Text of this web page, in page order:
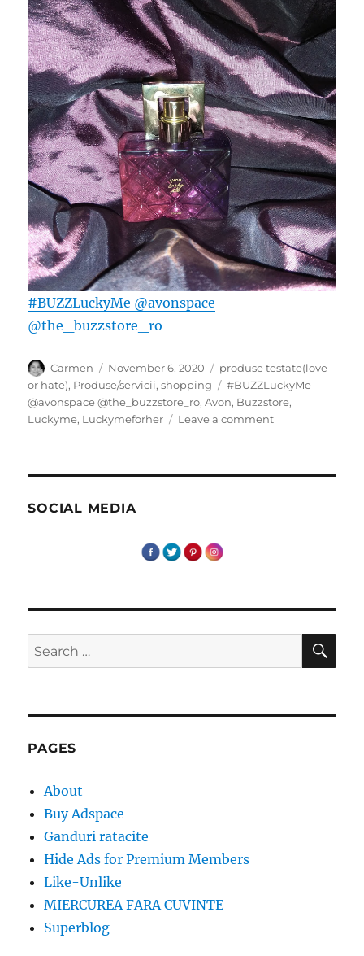
#BUZZLuckyMe @avonspace
@the_buzzstore_ro
Author
Carmen
Posted
on
November 6, 2020 Categories
produse testate(love
or hate), Produse/servicii,shopping Tags
#BUZZLuckyMe
@avonspace @the_buzzstore_ro,Avon, Buzzstore,
Luckyme, Luckymeforher Leave a commenton
SOCIAL MEDIA
Search
for:
PAGES
About
Buy Adspace
Ganduri ratacite
Hide Ads for Premium Members
Like-Unlike
MIERCUREA FARA CUVINTE
Superblog